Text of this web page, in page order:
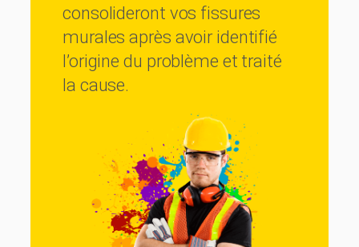
consolideront vos fissures
murales après avoir identifié
l’origine du problème et traité
la cause.